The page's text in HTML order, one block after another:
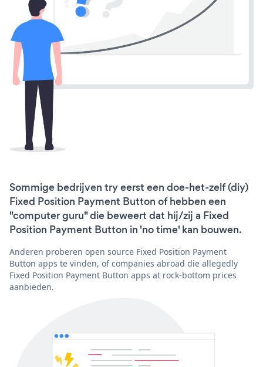
Sommige bedrijven try eerst een doe-het-zelf (diy)
Fixed Position Payment Button of hebben een
"computer guru" die beweert dat hij/zij a Fixed
Position Payment Button in 'no time' kan bouwen.
Anderen proberen open source Fixed Position Payment
Button apps te vinden, of companies abroad die allegedly
Fixed Position Payment Button apps at rock-bottom prices
aanbieden.